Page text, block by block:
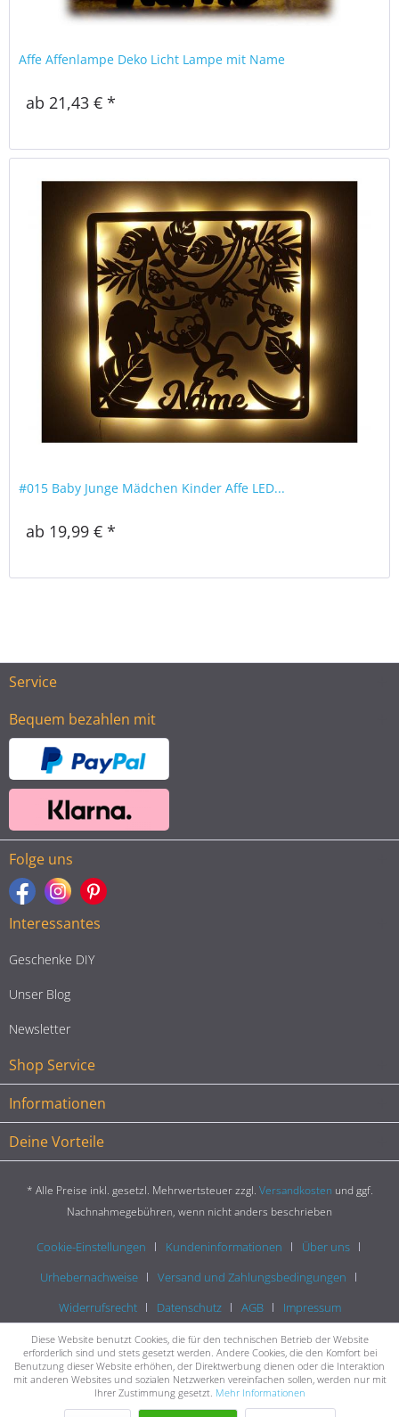
Affe Affenlampe Deko Licht Lampe mit Name
ab 21,43 € *
#015 Baby Junge Mädchen Kinder Affe LED...
ab 19,99 € *
Service
Bequem bezahlen mit
Folge uns
Interessantes
Geschenke DIY
Unser Blog
Newsletter
Shop Service
Informationen
Deine Vorteile
* Alle Preise inkl. gesetzl. Mehrwertsteuer zzgl. Versandkosten und ggf.
Nachnahmegebühren, wenn nicht anders beschrieben
Cookie-Einstellungen Kundeninformationen
Über uns
Urhebernachweise
Versand und Zahlungsbedingungen
Widerrufsrecht
Datenschutz AGB Impressum
Diese Website benutzt Cookies, die für den technischen Betrieb der Website
erforderlich sind und stets gesetzt werden. Andere Cookies, die den Komfort bei
Benutzung dieser Website erhöhen, der Direktwerbung dienen oder die Interaktion
mit anderen Websites und sozialen Netzwerken vereinfachen sollen, werden nur mit
Ihrer Zustimmung gesetzt. Mehr Informationen